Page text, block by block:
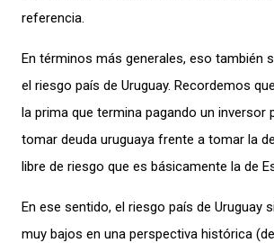
referencia.
En términos más generales, eso también
el riesgo país de Uruguay. Recordemos
la prima que termina pagando un inversor
tomar deuda uruguaya frente a tomar la
libre de riesgo que es básicamente la de
En ese sentido, el riesgo país de Uruguay
muy bajos en una perspectiva histórica